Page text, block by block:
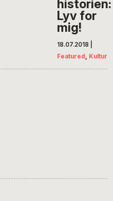
historien:
Lyv for
mig!
18.07.2018
Featured , Kultur